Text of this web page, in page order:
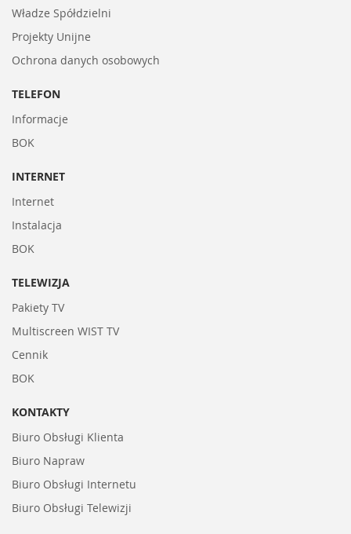
Władze Spółdzielni
Projekty Unijne
Ochrona danych osobowych
TELEFON
Informacje
BOK
INTERNET
Internet
Instalacja
BOK
TELEWIZJA
Pakiety TV
Multiscreen WIST TV
Cennik
BOK
KONTAKTY
Biuro Obsługi Klienta
Biuro Napraw
Biuro Obsługi Internetu
Biuro Obsługi Telewizji